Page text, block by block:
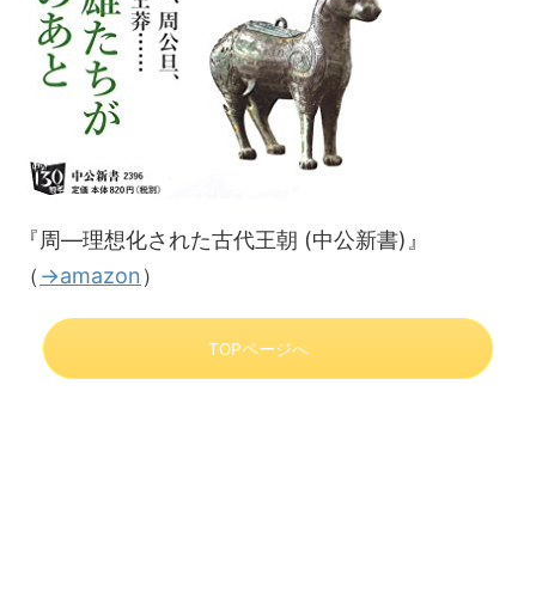
『周―理想化された古代王朝 (中公新書)』
（ →amazon）
TOPページへ